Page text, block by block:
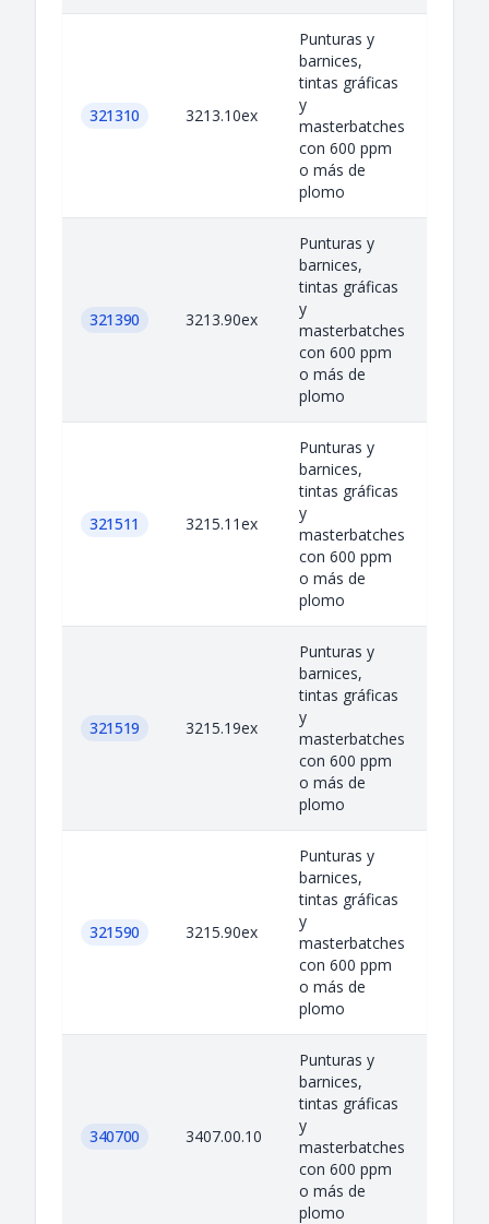
321310 3213.10ex
Punturas y
barnices,
tintas gráficas
y
masterbatches
con 600 ppm
o más de
plomo
321390 3213.90ex
Punturas y
barnices,
tintas gráficas
y
masterbatches
con 600 ppm
o más de
plomo
321511 3215.11ex
Punturas y
barnices,
tintas gráficas
y
masterbatches
con 600 ppm
o más de
plomo
321519 3215.19ex
Punturas y
barnices,
tintas gráficas
y
masterbatches
con 600 ppm
o más de
plomo
321590 3215.90ex
Punturas y
barnices,
tintas gráficas
y
masterbatches
con 600 ppm
o más de
plomo
340700 3407.00.10
Punturas y
barnices,
tintas gráficas
y
masterbatches
con 600 ppm
o más de
plomo